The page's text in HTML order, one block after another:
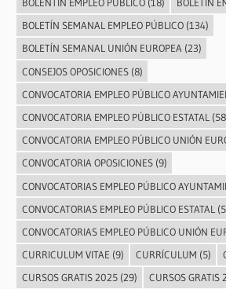
BOLETÍN SEMANAL EMPLEO PÚBLICO(134)
BOLETÍN SEMANAL UNIÓN EUROPEA(23)
CONSEJOS OPOSICIONES(8)
CONVOCATORIA EMPLEO PÚBLICO
CONVOCATORIA EMPLEO PÚBLICO ESTATAL
CONVOCATORIA EMPLEO PÚBLICO UNIÓN
CONVOCATORIA OPOSICIONES(9)
CONVOCATORIAS EMPLEO PÚBLICO
CONVOCATORIAS EMPLEO PÚBLICO ESTATAL
CONVOCATORIAS EMPLEO PÚBLICO UNIÓN
CURRICULUM VITAE (9) CURRÍCULUM (5)
CURSOS GRATIS 2025(29) CURSOS GRATIS